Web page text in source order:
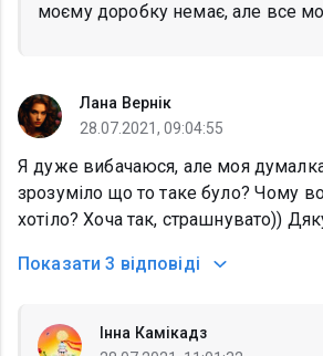
моєму доробку немає, але все
Лана Вернік
28.07.2021, 09:04:55
Я дуже вибачаюся, але моя думалка
зрозуміло що то таке було? Чому
хотіло? Хоча так, страшнувато))
Показати 3 відповіді
Інна Камікадз